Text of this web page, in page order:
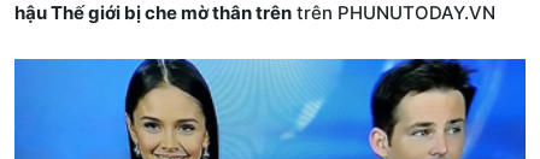
hậu Thế giới bị che mờ thân trên trên PHUNUTODAY.VN